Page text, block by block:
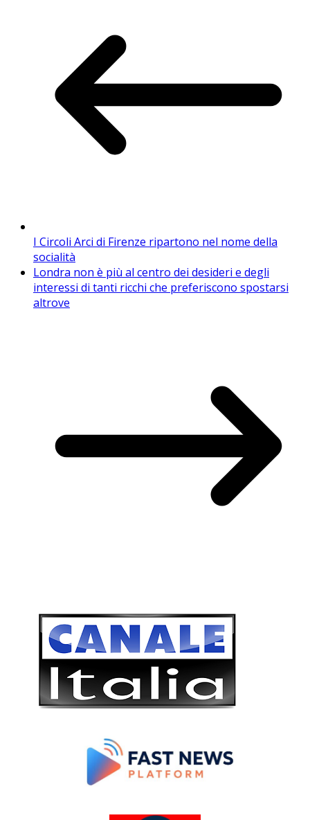
I Circoli Arci di Firenze ripartono nel nome della
socialità
Londra non è più al centro dei desideri e degli
interessi di tanti ricchi che preferiscono spostarsi
altrove